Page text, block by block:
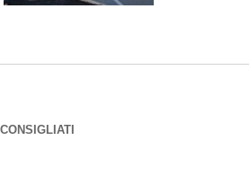
CONSIGLIATI